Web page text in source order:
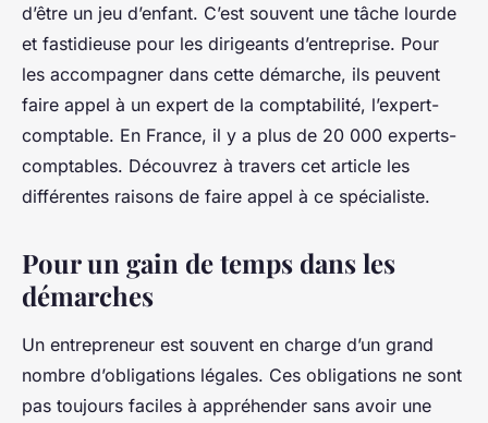
d’être un jeu d’enfant. C’est souvent une tâche lourde
et fastidieuse pour les dirigeants d’entreprise. Pour
les accompagner dans cette démarche, ils peuvent
faire appel à un expert de la comptabilité, l’expert-
comptable. En France, il y a plus de 20 000 experts-
comptables. Découvrez à travers cet article les
différentes raisons de faire appel à ce spécialiste.
Pour un gain de temps dans les
démarches
Un entrepreneur est souvent en charge d’un grand
nombre d’obligations légales. Ces obligations ne sont
pas toujours faciles à appréhender sans avoir une